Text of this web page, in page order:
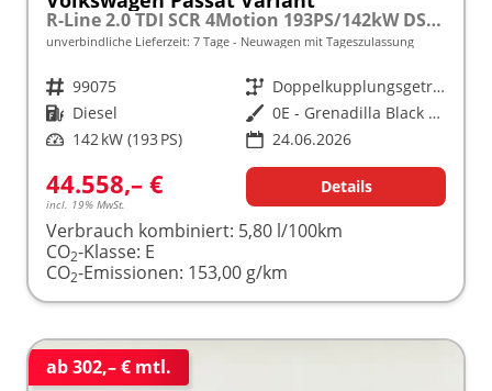
R-Line 2.0 TDI SCR 4Motion 193PS/142kW DSG7 2026 | +AHK +PANO +Black Style +19" Schwarz LM +NAVI +RFK +TravelAssist
unverbindliche Lieferzeit: 7 Tage Neuwagen mit Tageszulassung
Fahrzeugnr. 99075 Getriebe
Doppelkupplungsgetriebe (DSG)
Kraftstoff Diesel Außenfarbe
0E - Grenadilla Black Met.
Leistung 142 kW (193 PS) 24.06.2026
44.558,– €
incl. 19% MwSt.
Details
Verbrauch kombiniert: 5,80 l/100km
CO2-Klasse: E
CO2-Emissionen: 153,00 g/km
ab 302,– € mtl.